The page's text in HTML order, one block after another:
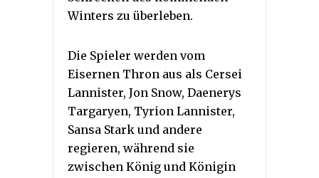
Winters zu überleben.
Die Spieler werden vom
Eisernen Thron aus als Cersei
Lannister, Jon Snow, Daenerys
Targaryen, Tyrion Lannister,
Sansa Stark und andere
regieren, während sie
zwischen König und Königin